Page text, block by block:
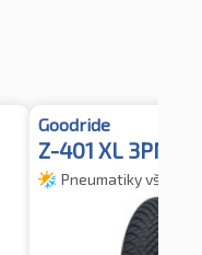
Goodride
Z-401 XL
Pneumatiky všech